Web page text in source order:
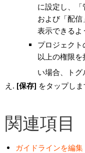
に設定し、「
および「配
表示できるよ
プロジェクト
以上の権限
い場合、トグ
[保存] をタップしま
関連項目
ガイドラインを編